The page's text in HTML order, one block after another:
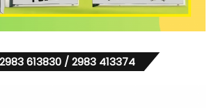
2983 613830 / 2983 413374